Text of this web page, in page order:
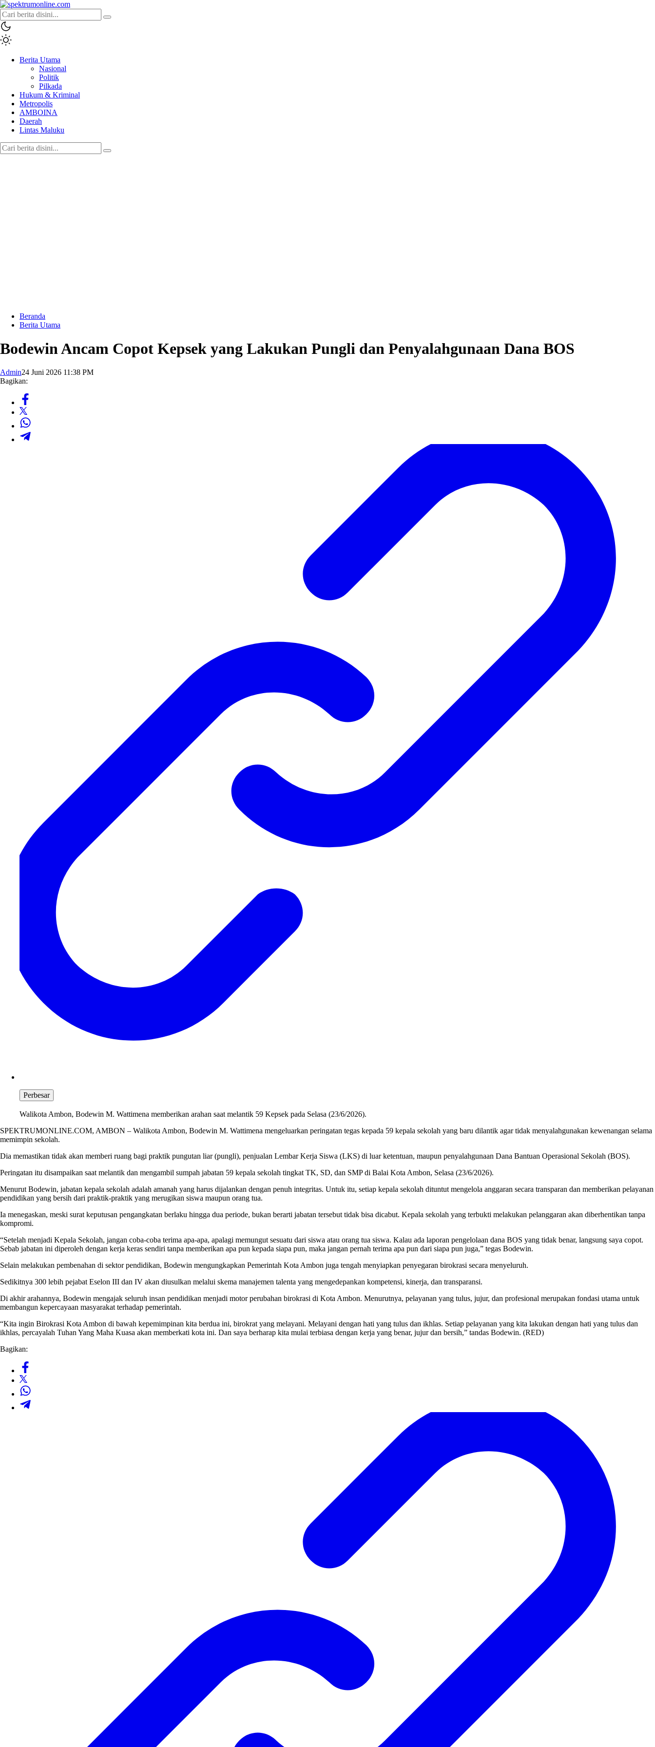
spektrumonline.com
Berita Utama
Nasional
Politik
Pilkada
Hukum & Kriminal
Metropolis
AMBOINA
Daerah
Lintas Maluku
Beranda
Berita Utama
Bodewin Ancam Copot Kepsek yang Lakukan Pungli dan Penyalahgunaan Dana BOS
Admin24 Juni 2026 11:38 PM
Bagikan:
Perbesar
Walikota Ambon, Bodewin M. Wattimena memberikan arahan saat melantik 59 Kepsek pada Selasa (23/6/2026).
SPEKTRUMONLINE.COM, AMBON – Walikota Ambon, Bodewin M. Wattimena mengeluarkan peringatan tegas kepada 59 kepala sekolah yang baru dilantik agar tidak menyalahgunakan kewenangan selama
memimpin sekolah.
Dia memastikan tidak akan memberi ruang bagi praktik pungutan liar (pungli), penjualan Lembar Kerja Siswa (LKS) di luar ketentuan, maupun penyalahgunaan Dana Bantuan Operasional Sekolah (BOS).
Peringatan itu disampaikan saat melantik dan mengambil sumpah jabatan 59 kepala sekolah tingkat TK, SD, dan SMP di Balai Kota Ambon, Selasa (23/6/2026).
Menurut Bodewin, jabatan kepala sekolah adalah amanah yang harus dijalankan dengan penuh integritas. Untuk itu, setiap kepala sekolah dituntut mengelola anggaran secara transparan dan memberikan pelayanan
pendidikan yang bersih dari praktik-praktik yang merugikan siswa maupun orang tua.
Ia menegaskan, meski surat keputusan pengangkatan berlaku hingga dua periode, bukan berarti jabatan tersebut tidak bisa dicabut. Kepala sekolah yang terbukti melakukan pelanggaran akan diberhentikan tanpa
kompromi.
“Setelah menjadi Kepala Sekolah, jangan coba-coba terima apa-apa, apalagi memungut sesuatu dari siswa atau orang tua siswa. Kalau ada laporan pengelolaan dana BOS yang tidak benar, langsung saya copot.
Sebab jabatan ini diperoleh dengan kerja keras sendiri tanpa memberikan apa pun kepada siapa pun, maka jangan pernah terima apa pun dari siapa pun juga,” tegas Bodewin.
Selain melakukan pembenahan di sektor pendidikan, Bodewin mengungkapkan Pemerintah Kota Ambon juga tengah menyiapkan penyegaran birokrasi secara menyeluruh.
Sedikitnya 300 lebih pejabat Eselon III dan IV akan diusulkan melalui skema manajemen talenta yang mengedepankan kompetensi, kinerja, dan transparansi.
Di akhir arahannya, Bodewin mengajak seluruh insan pendidikan menjadi motor perubahan birokrasi di Kota Ambon. Menurutnya, pelayanan yang tulus, jujur, dan profesional merupakan fondasi utama untuk
membangun kepercayaan masyarakat terhadap pemerintah.
“Kita ingin Birokrasi Kota Ambon di bawah kepemimpinan kita berdua ini, birokrat yang melayani. Melayani dengan hati yang tulus dan ikhlas. Setiap pelayanan yang kita lakukan dengan hati yang tulus dan
ikhlas, percayalah Tuhan Yang Maha Kuasa akan memberkati kota ini. Dan saya berharap kita mulai terbiasa dengan kerja yang benar, jujur dan bersih,” tandas Bodewin. (RED)
Bagikan: